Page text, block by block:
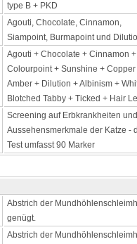
type B + PKD
Agouti, Chocolate, Cinnamon,
Siampoint, Burmapoint und
Agouti + Chocolate + Cinnamon +
Colourpoint + Sunshine + Copper
Amber + Dilution + Albinism +
Blotched Tabby + Ticked + Hair
Screening auf Erbkrankheiten und
Aussehensmerkmale der Katze -
Test umfasst 90 Marker
Abstrich der
genügt.
Abstrich der